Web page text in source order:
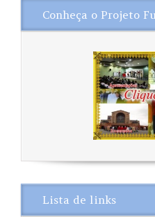
Conheça o Projeto
Lista de links